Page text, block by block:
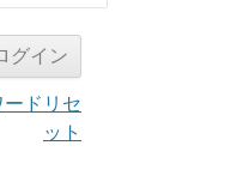
ドリセ
ット